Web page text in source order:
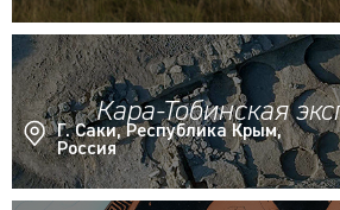
Кара-Тобинская
Г. Саки, Республика Крым,
Россия